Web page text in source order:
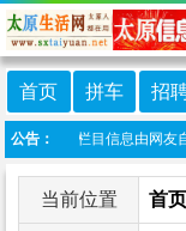
首页 拼车 招
公告：
明：本栏目信息由网友自
当前位置 首页